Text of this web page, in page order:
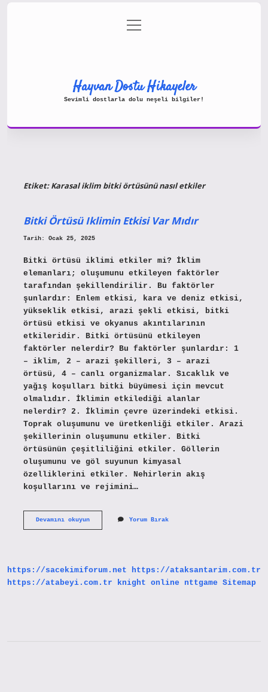
Gizlilik Politikası
menüyü
aç
Hayvan Dostu Hikayeler
Sevimli dostlarla dolu neşeli bilgiler!
Etiket:Karasal iklim bitki örtüsünü nasıl etkiler
Bitki Örtüsü Iklimin Etkisi Var Mıdır
Tarih: Ocak 25, 2025
Bitki örtüsü iklimi etkiler mi? İklim
elemanları; oluşumunu etkileyen faktörler
tarafından şekillendirilir. Bu faktörler
şunlardır: Enlem etkisi, kara ve deniz etkisi,
yükseklik etkisi, arazi şekli etkisi, bitki
örtüsü etkisi ve okyanus akıntılarının
etkileridir. Bitki örtüsünü etkileyen
faktörler nelerdir? Bu faktörler şunlardır: 1
– iklim, 2 – arazi şekilleri, 3 – arazi
örtüsü, 4 – canlı organizmalar. Sıcaklık ve
yağış koşulları bitki büyümesi için mevcut
olmalıdır. İklimin etkilediği alanlar
nelerdir? 2. İklimin çevre üzerindeki etkisi.
Toprak oluşumunu ve üretkenliği etkiler. Arazi
şekillerinin oluşumunu etkiler. Bitki
örtüsünün çeşitliliğini etkiler. Göllerin
oluşumunu ve göl suyunun kimyasal
özelliklerini etkiler. Nehirlerin akış
koşullarını ve rejimini…
Devamını okuyunBitki
Yorum Bırak
https://sacekimiforum.net
https://ataksantarim.com.tr
https://atabeyi.com.tr
knight online nttgame Sitemap